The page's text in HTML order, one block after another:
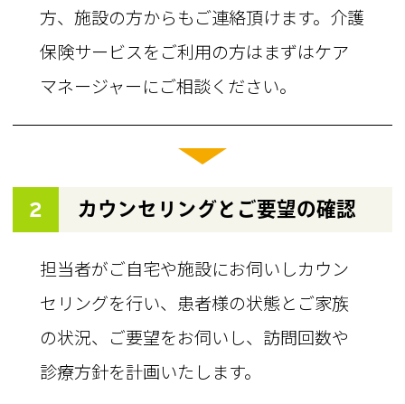
方、施設の方からもご連絡頂けます。介護
保険サービスをご利用の方はまずはケア
マネージャーにご相談ください。
2 カウンセリングとご要望の確認
担当者がご自宅や施設にお伺いしカウン
セリングを行い、患者様の状態とご家族
の状況、ご要望をお伺いし、訪問回数や
診療方針を計画いたします。